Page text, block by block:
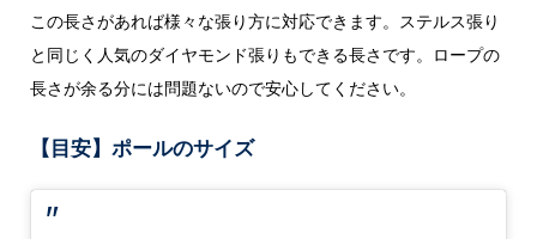
この長さがあれば様々な張り方に対応できます。ステルス張り
と同じく人気のダイヤモンド張りもできる長さです。ロープの
長さが余る分には問題ないので安心してください。
【目安】ポールのサイズ